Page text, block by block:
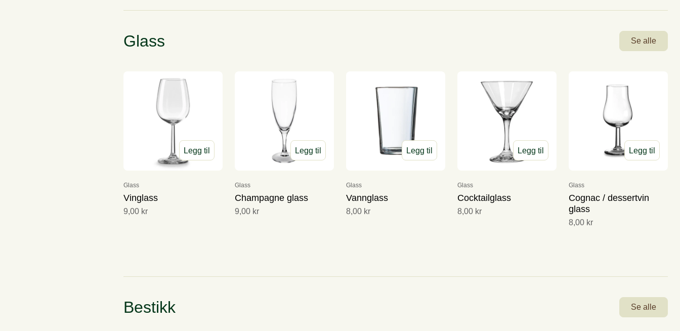
Glass Se alle
Legg til
Glass
Vinglass
9,00 kr
Legg til
Glass
Champagne glass
9,00 kr
Legg til
Glass
Vannglass
8,00 kr
Legg til
Glass
Cocktailglass
8,00 kr
Legg til
Glass
Cognac / dessertvin
glass
8,00 kr
Bestikk Se alle